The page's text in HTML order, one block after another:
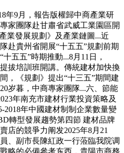
9月，報告版權歸中商產業研
家團隊赴甘肅省武威工業園區開
業發展規劃》及產業鏈圖...近
赴貴州省開展“十五五”規劃前期
五五”時期推動...8月11日，
拔培訓班開講。傳統建材加快換
，《規劃》提出“十三五”期間建
岁暮，中商專家團隊...六、節能
年南充市建材行業投資策略及
2018年中國建材制制企業數量變
轉型發展趨勢第四節 建材品牌
店的競爭力阐发2025年8月21
、副市長陳紅政一行蒞臨我院调
略的必備參考东西，貴陽市商務